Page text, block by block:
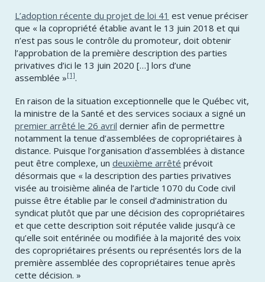
L’adoption récente du projet de loi 41 est venue préciser
que « la copropriété établie avant le 13 juin 2018 et qui
n’est pas sous le contrôle du promoteur, doit obtenir
l’approbation de la première description des parties
privatives d’ici le 13 juin 2020 […] lors d’une
assemblée »[1].
En raison de la situation exceptionnelle que le Québec vit,
la ministre de la Santé et des services sociaux a signé un
premier arrêté le 26 avril dernier afin de permettre
notamment la tenue d’assemblées de copropriétaires à
distance. Puisque l’organisation d’assemblées à distance
peut être complexe, un deuxième arrêté prévoit
désormais que « la description des parties privatives
visée au troisième alinéa de l’article 1070 du Code civil
puisse être établie par le conseil d’administration du
syndicat plutôt que par une décision des copropriétaires
et que cette description soit réputée valide jusqu’à ce
qu’elle soit entérinée ou modifiée à la majorité des voix
des copropriétaires présents ou représentés lors de la
première assemblée des copropriétaires tenue après
cette décision. »